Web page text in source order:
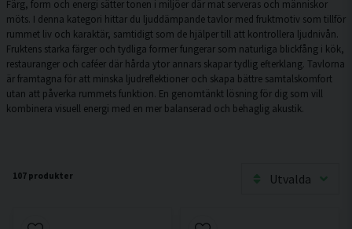
Färg, form och energi sätter tonen i miljöer där mat serveras och människor
möts. I denna kategori hittar du ljuddämpande tavlor med fruktmotiv som tillför
rummet liv och karaktär, samtidigt som de hjälper till att kontrollera ljudnivån.
Fruktens starka färger och tydliga former fungerar som naturliga blickfång i kök,
restauranger och caféer där hårda ytor annars skapar tydlig efterklang. Tavlorna
är framtagna för att minska ljudreflektioner och skapa bättre samtalskomfort
utan att påverka rummets funktion. En genomtänkt lösning för dig som vill
kombinera visuell energi med en mer balanserad och behaglig akustik.
107 produkter Utvalda